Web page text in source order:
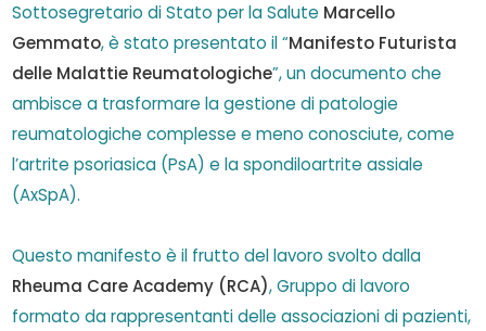
Sottosegretario di Stato per la Salute Marcello
Gemmato, è stato presentato il “Manifesto Futurista
delle Malattie Reumatologiche”, un documento che
ambisce a trasformare la gestione di patologie
reumatologiche complesse e meno conosciute, come
l’artrite psoriasica (PsA) e la spondiloartrite assiale
(AxSpA).
Questo manifesto è il frutto del lavoro svolto dalla
Rheuma Care Academy (RCA), Gruppo di lavoro
formato da rappresentanti delle associazioni di pazienti,